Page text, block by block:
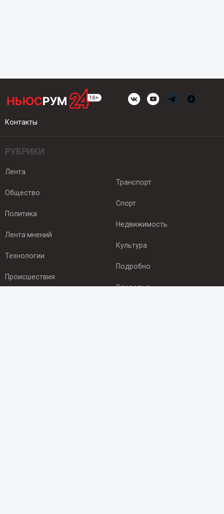
Контакты
РУБРИКИ
Лента
Общество
Политика
Лента мнений
Технологии
Происшествия
Транспорт
Спорт
Недвижимость
Культура
Подробно
Здоровье